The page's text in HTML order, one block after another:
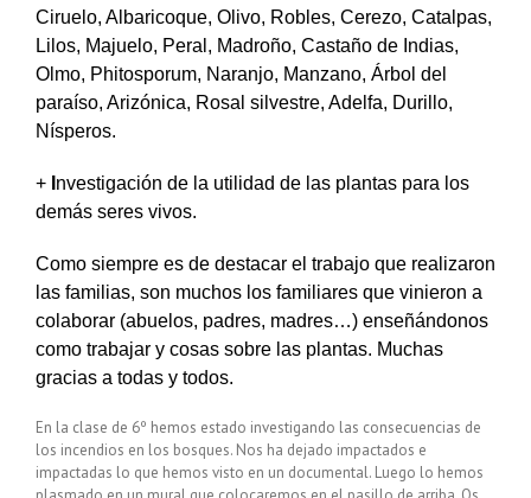
Ciruelo, Albaricoque, Olivo, Robles, Cerezo, Catalpas,
Lilos, Majuelo, Peral, Madroño, Castaño de Indias,
Olmo, Phitosporum, Naranjo, Manzano, Árbol del
paraíso, Arizónica, Rosal silvestre, Adelfa, Durillo,
Nísperos.
+ nvestigación de la utilidad de las plantas para los
demás seres vivos.
Como siempre es de destacar el trabajo que realizaron
las familias, son muchos los familiares que vinieron a
colaborar (abuelos, padres, madres…) enseñándonos
como trabajar y cosas sobre las plantas. Muchas
gracias a todas y todos.
En la clase de 6º hemos estado investigando las consecuencias de
los incendios en los bosques. Nos ha dejado impactados e
impactadas lo que hemos visto en un documental. Luego lo hemos